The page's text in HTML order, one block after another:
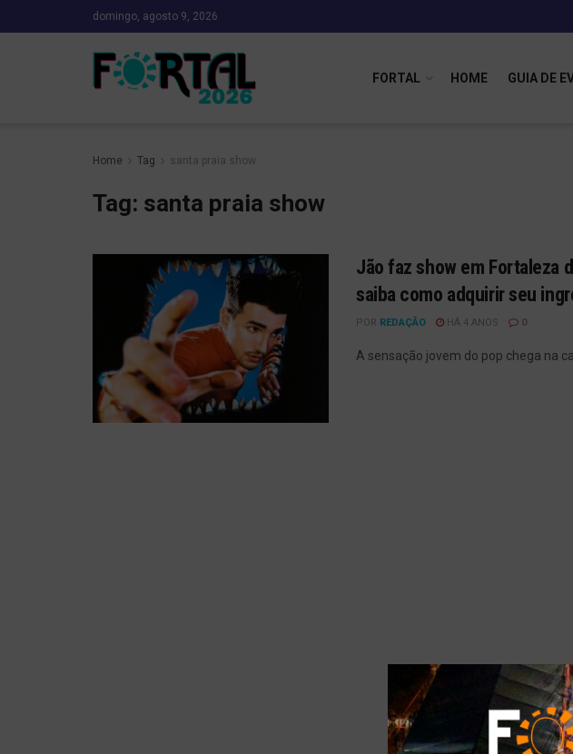
domingo, agosto 9, 2026
FORTAL HOME GUIA DE
Home Tag santa praia show
Tag: santa praia show
Jão faz show em Fortaleza
saiba como adquirir seu
POR REDAÇÃO HÁ 4 ANOS 0
A sensação jovem do pop chega na